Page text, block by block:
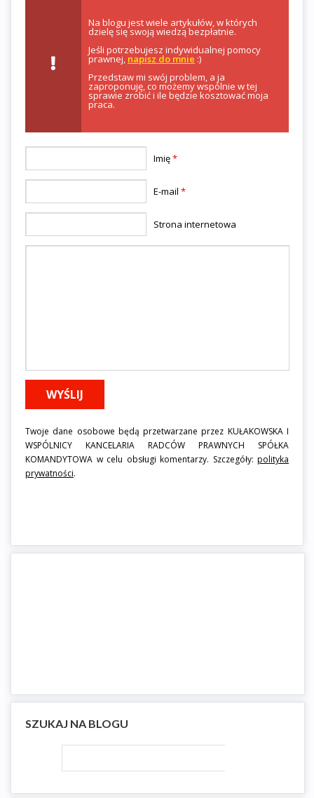
Na blogu jest wiele artykułów, w których
dzielę się swoją wiedzą bezpłatnie.
Jeśli potrzebujesz indywidualnej pomocy
prawnej, napisz do mnie :)
Przedstaw mi swój problem, a ja
zaproponuję, co możemy wspólnie w tej
sprawie zrobić i ile będzie kosztować moja
praca.
Imię*
E-mail *
Strona internetowa
Twoje dane osobowe będą przetwarzane przez KUŁAKOWSKA I
WSPÓLNICY KANCELARIA RADCÓW PRAWNYCH SPÓŁKA
KOMANDYTOWA w celu obsługi komentarzy. Szczegóły: polityka
prywatności.
SZUKAJ NA BLOGU